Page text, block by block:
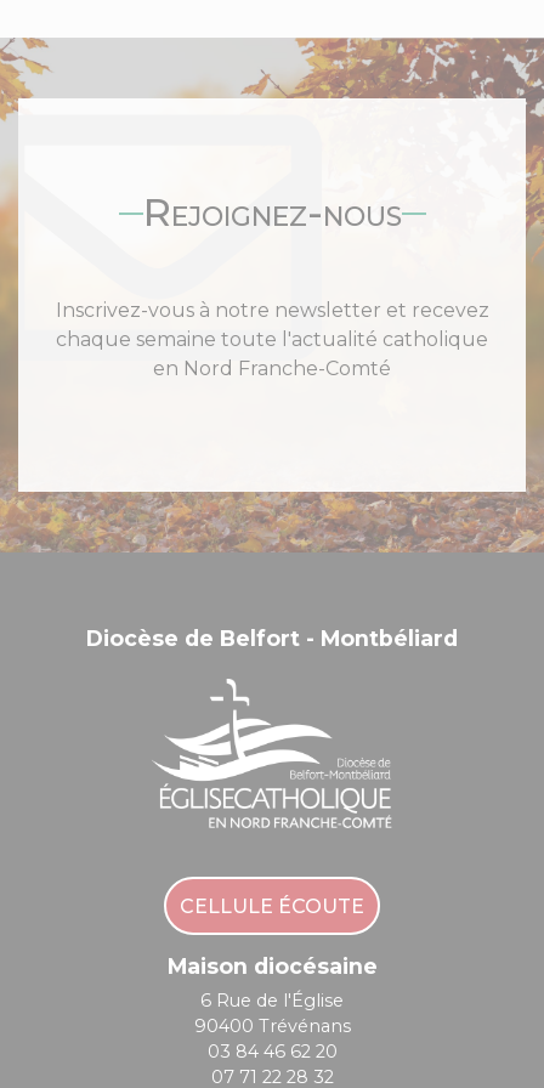
Rejoignez-nous
Inscrivez-vous à notre newsletter et recevez
chaque semaine toute l'actualité catholique
en Nord Franche-Comté
Diocèse de Belfort - Montbéliard
CELLULE ÉCOUTE
Maison diocésaine
6 Rue de l'Église
90400 Trévénans
03 84 46 62 20
07 71 22 28 32